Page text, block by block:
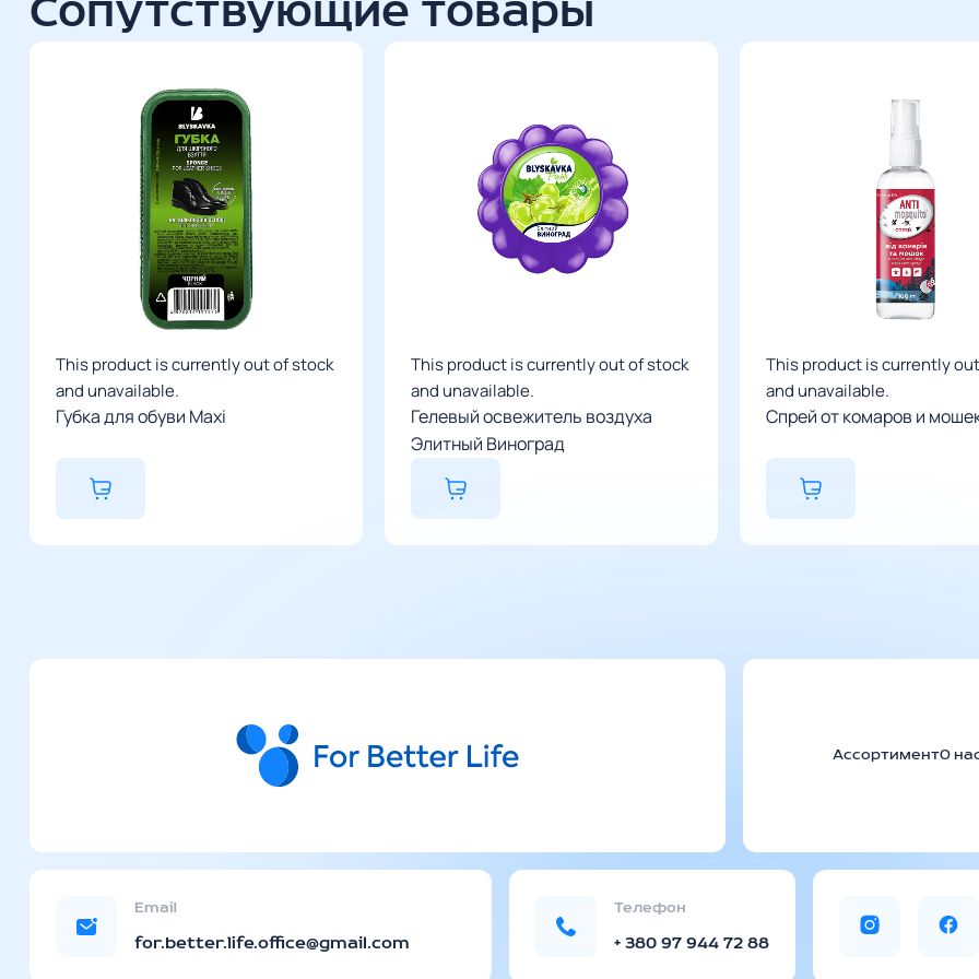
выходя из
вид доставки
проживает в
нет отделений
Нет
Стоимость
Сопутствующие товары
This product is currently out of stock
and unavailable.
Губка для обуви Maxi
This product is currently out of stock
and unavailable.
Гелевый освежитель воздуха
Элитный Виноград
This product is currently
and unavailable.
Спрей от комаров и
АссортиментО
Email
for.better.life.office@gmail.com
Телефон
+ 380 97 944 72 88